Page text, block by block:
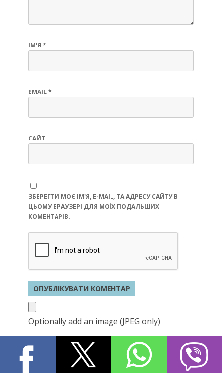
ІМ'Я *
EMAIL*
САЙТ
ЗБЕРЕГТИ МОЄ ІМ'Я, E-MAIL, ТА АДРЕСУ САЙТУ В
ЦЬОМУ БРАУЗЕРІ ДЛЯ МОЇХ ПОДАЛЬШИХ
КОМЕНТАРІВ.
Optionally add an image (JPEG only)